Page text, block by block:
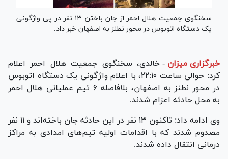
سخنگوی جمعیت هلال احمر از جان باختن ۱۳ نفر در پی واژگونی
یک دستگاه اتوبوس در محور نطنز به اصفهان خبر داد.
خبرگزاری میزان - خالدی، سخنگوی جمعیت هلال احمر اعلام
کرد: حوالی ساعت ۲۲:۱۰، با اعلام واژگونی یک دستگاه اتوبوس
در محور نطنز به اصفهان، بلافاصله ۶ تیم عملیاتی هلال احمر
به محل حادثه اعزام شدند.
وی ادامه داد: تاکنون ۱۳ نفر در این حادثه جان باخته‌اند و ۱۱ نفر
مصدوم شدند که با اقدامات اولیه تیم‌های امدادی به مراکز
درمانی انتقال داده شدند.